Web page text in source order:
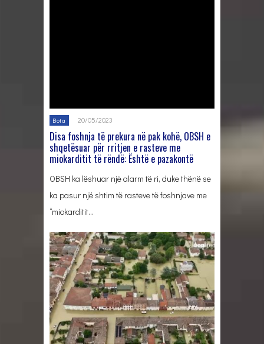
Bota 20/05/2023
Disa foshnja të prekura në pak kohë, OBSH e
shqetësuar për rritjen e rasteve me
miokarditit të rëndë: Është e pazakontë
OBSH ka lëshuar një alarm të ri, duke thënë se
ka pasur një shtim të rasteve të foshnjave me
“miokarditit…